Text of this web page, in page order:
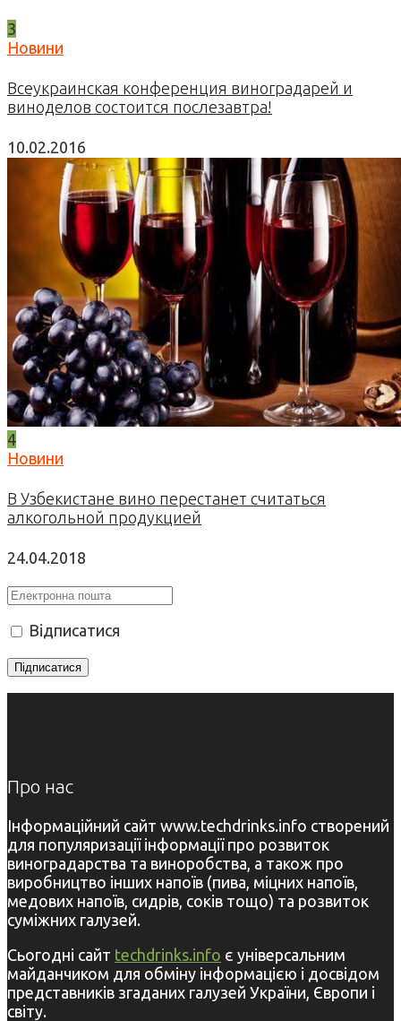
3
Новини
Всеукраинская конференция виноградарей и
виноделов состоится послезавтра!
10.02.2016
4
Новини
В Узбекистане вино перестанет считаться
алкогольной продукцией
24.04.2018
Відписатися
Про нас
Інформаційний сайт www.techdrinks.info створений
для популяризації інформації про розвиток
виноградарства та виноробства, а також про
виробництво інших напоїв (пива, міцних напоїв,
медових напоїв, сидрів, соків тощо) та розвиток
суміжних галузей.
Сьогодні сайт techdrinks.info є універсальним
майданчиком для обміну інформацією і досвідом
представників згаданих галузей України, Європи і
світу.